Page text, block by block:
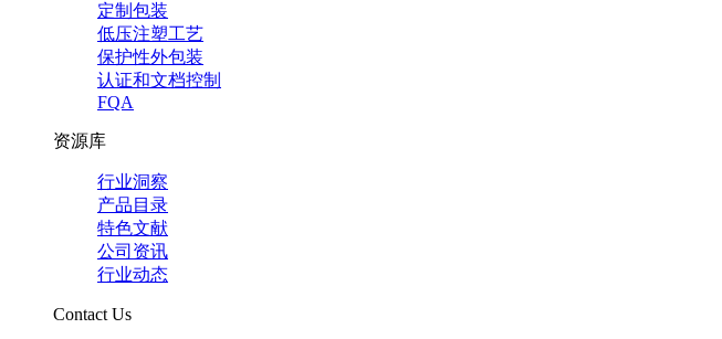
定制包装
低压注塑工艺
保护性外包装
认证和文档控制
FQA
资源库
行业洞察
产品目录
特色文献
公司资讯
行业动态
Contact Us